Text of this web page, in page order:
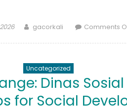
Author
gacorkali Comments
Uncategorized
Dinas Sosial
for Social